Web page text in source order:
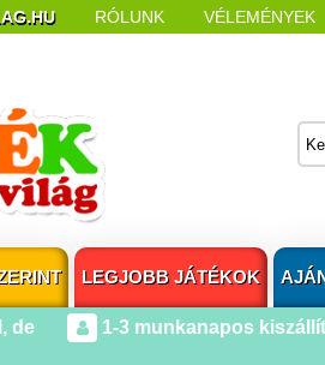
RÓLUNK VÉLEMÉNYEK
LEGJOBB JÁTÉKOK
de
1-3 munkanapos